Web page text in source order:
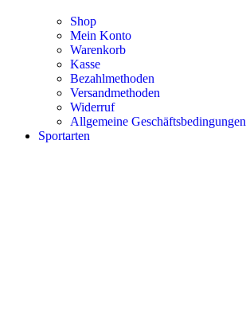
Shop
Mein Konto
Warenkorb
Kasse
Bezahlmethoden
Versandmethoden
Widerruf
Allgemeine Geschäftsbedingungen
Sportarten